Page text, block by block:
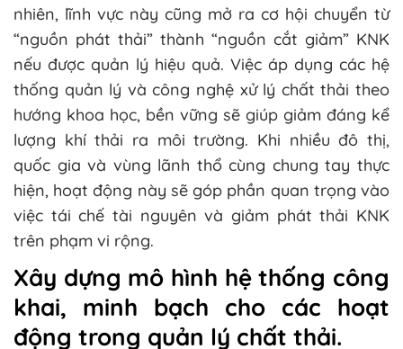
nhiên, lĩnh vực này cũng mở ra cơ hội chuyển từ
“nguồn phát thải” thành “nguồn cắt giảm” KNK
nếu được quản lý hiệu quả. Việc áp dụng các hệ
thống quản lý và công nghệ xử lý chất thải theo
hướng khoa học, bền vững sẽ giúp giảm đáng kể
lượng khí thải ra môi trường. Khi nhiều đô thị,
quốc gia và vùng lãnh thổ cùng chung tay thực
hiện, hoạt động này sẽ góp phần quan trọng vào
việc tái chế tài nguyên và giảm phát thải KNK
trên phạm vi rộng.
Xây dựng mô hình hệ thống công
khai, minh bạch cho các hoạt
động trong quản lý chất thải.